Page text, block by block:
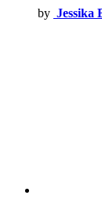
by Jessika